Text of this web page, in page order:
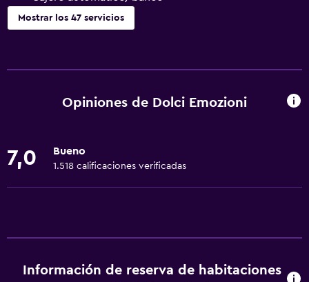
Mostrar los 47 servicios
Wifi gratis
Ropa de cama
Calefacción
Opiniones de Dolci Emozioni
7,0 Bueno
1.518 calificaciones verificadas
Información de reserva de habitaciones